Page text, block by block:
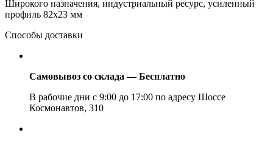
Широкого назначения, индустриальный ресурс, усиленный
профиль 82х23 мм
Способы доставки
Самовывоз со склада — Бесплатно
В рабочие дни с 9:00 до 17:00 по адресу Шоссе
Космонавтов, 310